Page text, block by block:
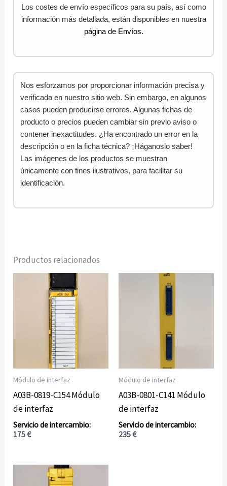
Los costes de envío específicos para su país, así como
información más detallada, están disponibles en nuestra
página de Envíos.
Nos esforzamos por proporcionar información precisa y
verificada en nuestro sitio web. Sin embargo, en algunos
casos pueden producirse errores. Algunas fichas de
producto o precios pueden cambiar sin previo aviso o
contener inexactitudes. ¿Ha encontrado un error en la
descripción o en la ficha técnica? ¡Háganoslo saber!
Las imágenes de los productos se muestran
únicamente con fines ilustrativos, para facilitar su
identificación.
Productos relacionados
Módulo de interfaz
A03B-0819-C154 Módulo
de interfaz
175€
Módulo de interfaz
A03B-0801-C141 Módulo
de interfaz
235€